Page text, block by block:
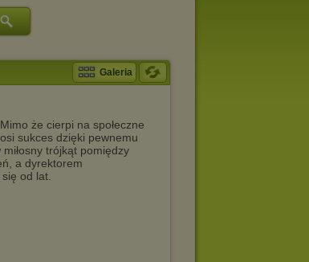
Galeria
że cierpi na społeczne
sukces dzięki pewnemu
trójkąt pomiędzy
a dyrektorem
od lat.